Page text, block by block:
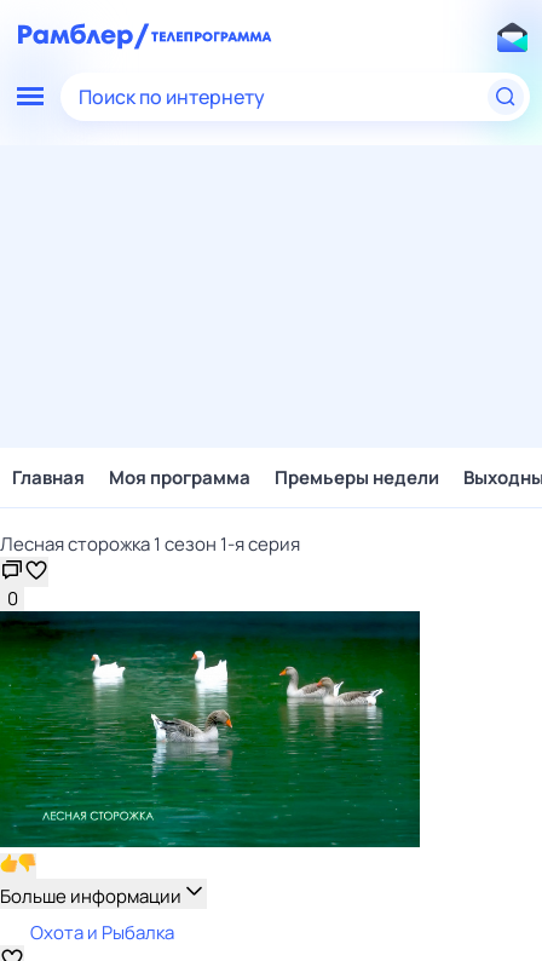
Поиск по интернету
Главная Моя программа Премьеры недели
Лесная сторожка 1 сезон 1-я серия
0
Больше информации
Охота и Рыбалка